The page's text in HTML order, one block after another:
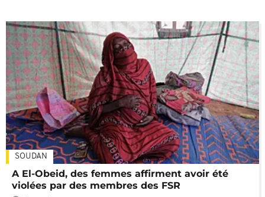
SOUDAN
A El-Obeid, des femmes affirment avoir été
violées par des membres des FSR